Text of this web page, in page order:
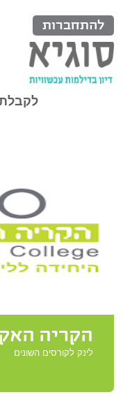
להתחברות
הקריה
לינק לקורסים השונים